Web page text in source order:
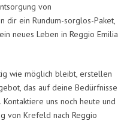
von
dir ein Rundum-sorglos-Paket,
neues Leben in Reggio Emilia
wie möglich bleibt, erstellen
das auf deine Bedürfnisse
uns noch heute und
von Krefeld nach Reggio